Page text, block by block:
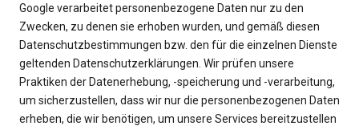
Google verarbeitet personenbezogene Daten nur zu den
Zwecken, zu denen sie erhoben wurden, und gemäß diesen
Datenschutzbestimmungen bzw. den für die einzelnen Dienste
geltenden Datenschutzerklärungen. Wir prüfen unsere
Praktiken der Datenerhebung, -speicherung und -verarbeitung,
um sicherzustellen, dass wir nur die personenbezogenen Daten
erheben, die wir benötigen, um unsere Services bereitzustellen